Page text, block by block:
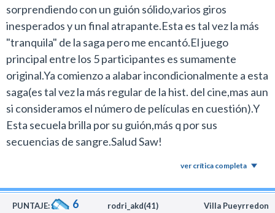
que fueron los capítulos 5 de Martes 13 , Halloween o
Freddy.
Sin duda me quedo con esto.
Algo que me molestó un poco de esta nueva trama es
que a la larga por donde la mires me parece que todo
fue un largo prólogo comercial para lo que va a venir,
que si no la joden tendría que ser el gran final con el que
cierre todo de una maldita vez.
El juego del miedo no puede seguir de la sexta secuela
filmes. Ya es un milagro que llegaron a las cinco
películas. Es mi opinión. Creo que es mejor dejarnos a
los fans con ganas de más que asistir a la decadencia de
sorprendiendo con un guión sólido,varios giros
inesperados y un final atrapante.Esta es tal vez la más
"tranquila" de la saga pero me encantó.El juego
principal entre los 5 participantes es sumamente
original.Ya comienzo a alabar incondicionalmente a esta
saga(es tal vez la más regular de la hist. del cine,mas aun
si consideramos el número de películas en cuestión).Y
Esta secuela brilla por su guión,más q por sus
secuencias de sangre.Salud Saw!
ver crítica completa
PUNTAJE: 6 rodri_akd(41) Villa Pueyrredon